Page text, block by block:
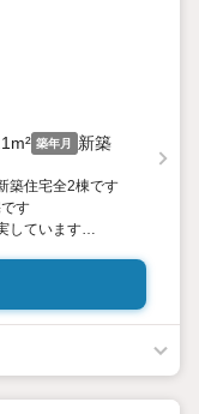
築年月 新築
築住宅全2棟です
す
しています
問合せください！
ない情報を多数ご用